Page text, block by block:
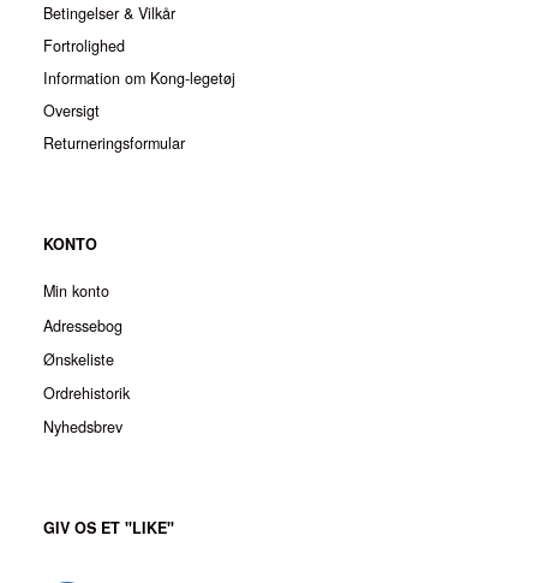
Betingelser & Vilkår
Fortrolighed
Information om Kong-legetøj
Oversigt
Returneringsformular
KONTO
Min konto
Adressebog
Ønskeliste
Ordrehistorik
Nyhedsbrev
GIV OS ET "LIKE"